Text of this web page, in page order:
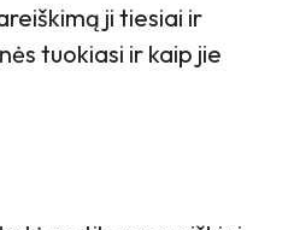
ji tiesiai ir
tuokiasi ir kaip jie